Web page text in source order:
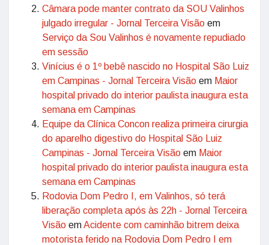
Câmara pode manter contrato da SOU Valinhos
julgado irregular - Jornal Terceira Visão em
Serviço da Sou Valinhos é novamente repudiado
em sessão
Vinícius é o 1º bebê nascido no Hospital São Luiz
em Campinas - Jornal Terceira Visão em Maior
hospital privado do interior paulista inaugura esta
semana em Campinas
Equipe da Clínica Concon realiza primeira cirurgia
do aparelho digestivo do Hospital São Luiz
Campinas - Jornal Terceira Visão em Maior
hospital privado do interior paulista inaugura esta
semana em Campinas
Rodovia Dom Pedro I, em Valinhos, só terá
liberação completa após às 22h - Jornal Terceira
Visão emAcidente com caminhão bitrem deixa
motorista ferido na Rodovia Dom Pedro I em